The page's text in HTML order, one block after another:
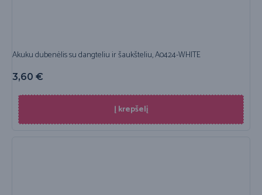
Akuku dubenėlis su dangteliu ir šaukšteliu, A0424-WHITE
3,60 €
Į krepšelį